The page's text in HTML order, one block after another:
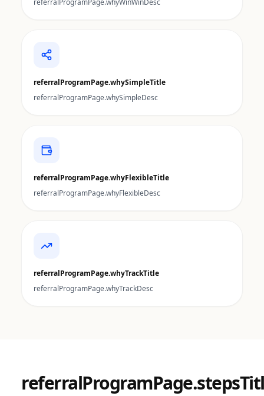
referralProgramPage.whyWinWinDesc
referralProgramPage.whySimpleTitle
referralProgramPage.whySimpleDesc
referralProgramPage.whyFlexibleTitle
referralProgramPage.whyFlexibleDesc
referralProgramPage.whyTrackTitle
referralProgramPage.whyTrackDesc